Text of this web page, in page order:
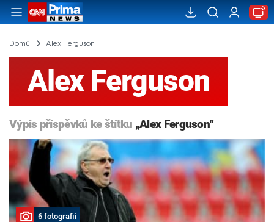
Domů Alex Ferguson
Alex Ferguson
Výpis příspěvků ke štítku „Alex Ferguson“
6 fotografií